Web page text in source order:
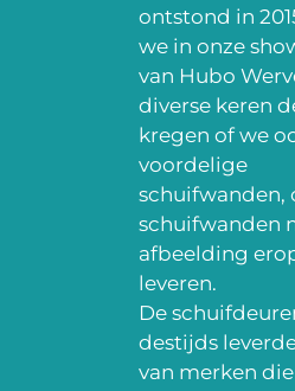
ontstond in
we in onze
van Hubo
diverse keren
kregen of we
voordelige
schuifwanden,
schuifwanden
afbeelding
leveren.
De
destijds
van merken